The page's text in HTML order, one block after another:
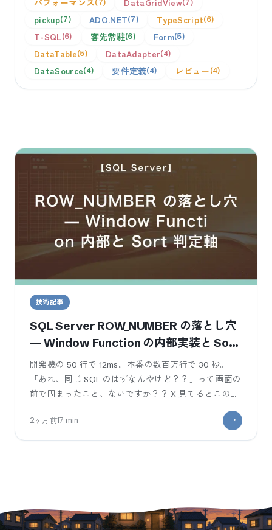
パフォーマンス 7 DataGridView 7
pickup 7 ADO.NET 7 TypeScript 6
T-SQL 6 客先常駐 6 Form 5
DataTable 5 DataAdapter 4
DataSource 4 要件定義 4 レビュー 4
技術記事
SQL Server ROW_NUMBER の落とし穴
— Window Function の内部実装と Sort
Operator の判断軸
開発機の 50 行で 12ms。本番の数百万行で 30 秒。
「あれ、同じ SQL のはずなんやけど？？」って画面の
前で固まったこと、ないですか？？ X 見てるとこの匂
2ヶ月前17 min